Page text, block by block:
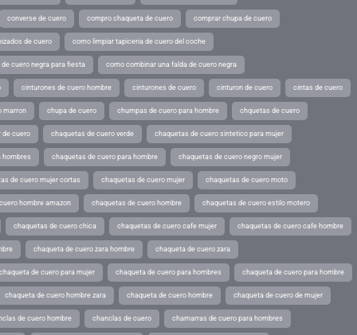
converse de cuero compro chaqueta de cuero comprar chupa de cuero
de cuero como limpiar tapiceria de cuero del coche
cuero negra para fiesta como combinar una falda de cuero negra
cinturones de cuero hombre cinturones de cuero cinturon de cuero cintas de cuero
marron chupa de cuero chumpas de cuero para hombre chquetas de cuero
de cuero chaquetas de cuero verde chaquetas de cuero sintetico para mujer
hombres chaquetas de cuero para hombre chaquetas de cuero negro mujer
de cuero mujer cortas chaquetas de cuero mujer chaquetas de cuero moto
hombre amazon chaquetas de cuero hombre chaquetas de cuero estilo motero
chaquetas de cuero chica chaquetas de cuero cafe mujer chaquetas de cuero cafe hombre
chaqueta de cuero zara hombre chaqueta de cuero zara
chaqueta de cuero para mujer chaqueta de cuero para hombres chaqueta de cuero para hombre
chaqueta de cuero hombre zara chaqueta de cuero hombre chaqueta de cuero de mujer
de cuero hombre chanclas de cuero chamarras de cuero para hombres